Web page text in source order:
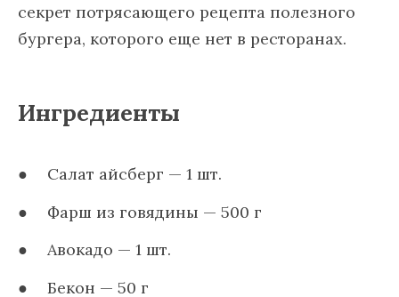
секрет потрясающего рецепта полезного
бургера, которого еще нет в ресторанах.
Ингредиенты
Салат айсберг — 1 шт.
Фарш из говядины — 500 г
Авокадо — 1 шт.
Бекон — 50 г